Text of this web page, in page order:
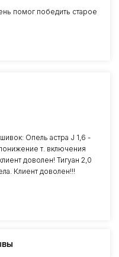
помог победить старое
Опель астра J 1,6 -
т. включения
доволен! Тигуан 2,0
Клиент доволен!!!